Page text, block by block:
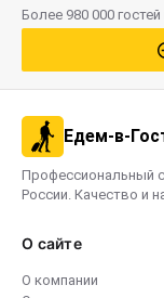
Более 980 000
Едем-в-
Профессиональный
России. Качество и
О сайте
О компании